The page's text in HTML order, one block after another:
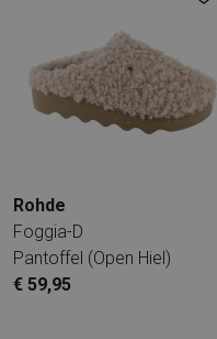
Rohde
Foggia-D
Pantoffel (open Hiel)
€ 59,95